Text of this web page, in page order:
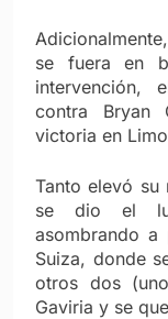
se fuera en
intervención,
contra Bryan
victoria en
Tanto elevó su
se dio el
asombrando
Suiza, donde
otros dos
Gaviria y se